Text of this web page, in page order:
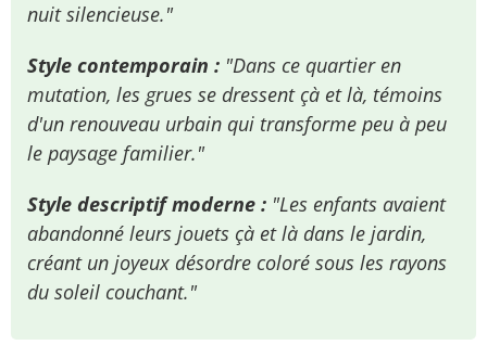
nuit silencieuse."
Style contemporain : "Dans ce quartier en
mutation, les grues se dressent çà et là, témoins
d'un renouveau urbain qui transforme peu à peu
le paysage familier."
Style descriptif moderne : "Les enfants avaient
abandonné leurs jouets çà et là dans le jardin,
créant un joyeux désordre coloré sous les rayons
du soleil couchant."